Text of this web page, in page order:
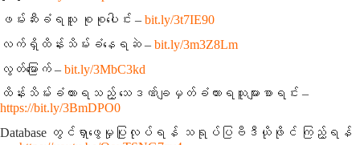
ဖမ်းဆီးခံရသူ စုစုပေါင်း – bit.ly/3t7IE90
လက်ရှိထိန်းသိမ်းခံနေရဆဲ – bit.ly/3m3Z8Lm
လွတ်မြောက် – bit.ly/3MbC3kd
ထိန်းသိမ်းခံထားရသည့် သေဒဏ်ချမှတ်ခံထားရသူများစာရင်း –
https://bit.ly/3BmDPO0
Database တွင်ရှာဖွေမှုပြုလုပ်ရန် သရုပ်ပြဗီဒီယိုဖိုင် ကြည့်ရန်